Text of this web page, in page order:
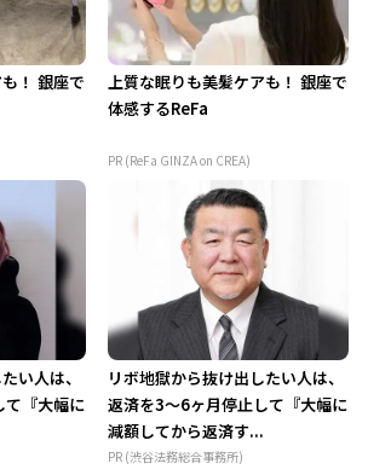
！ 銀座で
上質な眠りも美髪ケアも！ 銀座で
体感するReFa
PR (ReFa GINZA on CREA)
い人は、
て『大幅に
リボ地獄から抜け出したい人は、
返済を3～6ヶ月停止して『大幅に
減額してから返済す...
PR (渋谷法務総合事務所)